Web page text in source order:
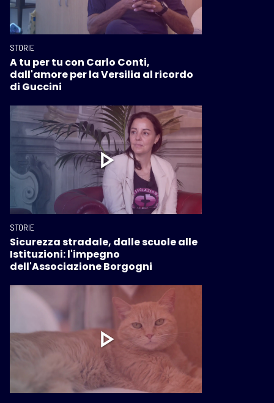
STORIE
A tu per tu con Carlo Conti,
dall'amore per la Versilia al ricordo
di Guccini
STORIE
Sicurezza stradale, dalle scuole alle
Istituzioni: l'impegno
dell'Associazione Borgogni